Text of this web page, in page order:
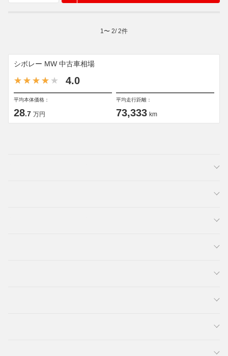
1 〜 2/2件
シボレー MW 中古車相場
4.0
平均本体価格：
28.7 万円
平均走行距離：
73,333 km